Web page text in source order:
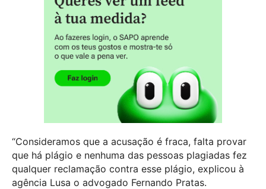
“Consideramos que a acusação é fraca, falta provar
que há plágio e nenhuma das pessoas plagiadas fez
qualquer reclamação contra esse plágio, explicou à
agência Lusa o advogado Fernando Pratas.